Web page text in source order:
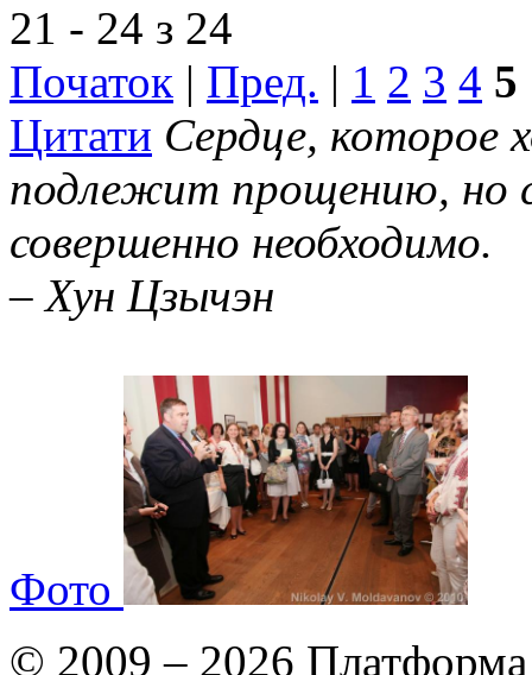
21 - 24 з 24
Початок | Пред. | 1 2 3 4 5
Цитати Сердце, которое
подлежит прощению, но
совершенно необходимо.
– Хун Цзычэн
Фото
© 2009 – 2026 Платформа